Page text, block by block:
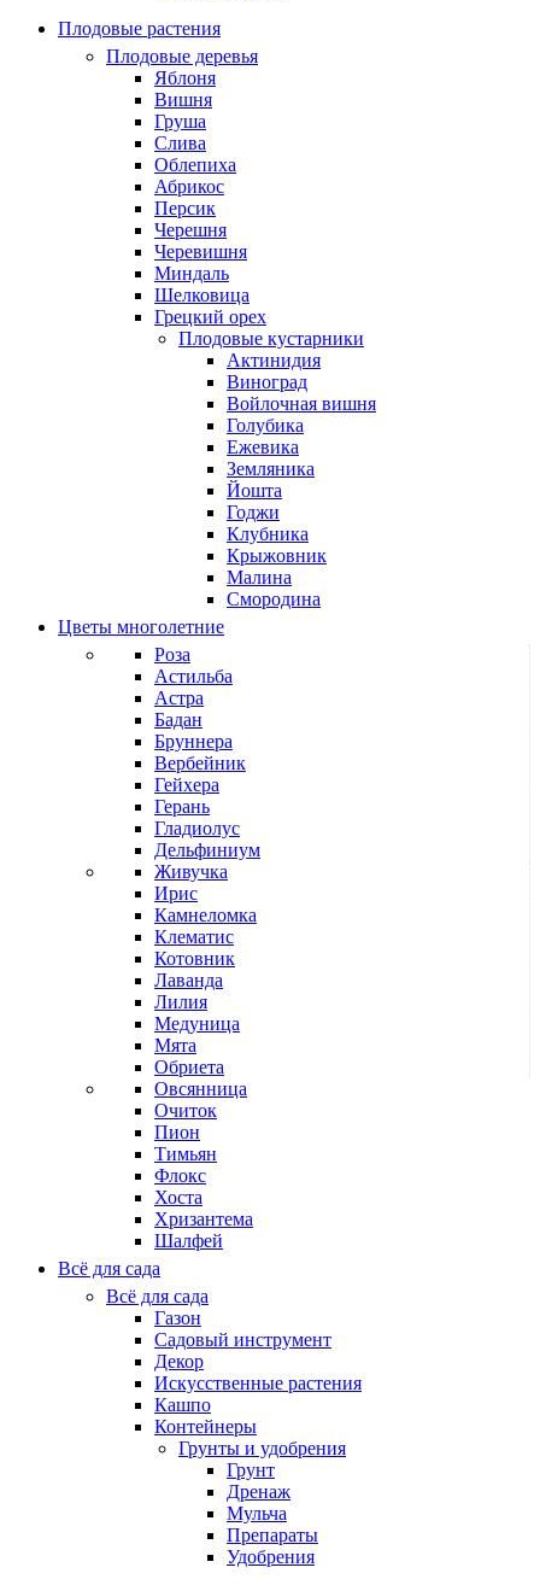
Плодовые растения
Плодовые деревья
Яблоня
Вишня
Груша
Слива
Облепиха
Абрикос
Персик
Черешня
Черевишня
Миндаль
Шелковица
Грецкий орех
Плодовые кустарники
Актинидия
Виноград
Войлочная вишня
Голубика
Ежевика
Земляника
Йошта
Годжи
Клубника
Крыжовник
Малина
Смородина
Цветы многолетние
Роза
Астильба
Астра
Бадан
Бруннера
Вербейник
Гейхера
Герань
Гладиолус
Дельфиниум
Живучка
Ирис
Камнеломка
Клематис
Котовник
Лаванда
Лилия
Медуница
Мята
Обриета
Овсянница
Очиток
Пион
Тимьян
Флокс
Хоста
Хризантема
Шалфей
Всё для сада
Всё для сада
Газон
Садовый инструмент
Декор
Искусственные растения
Кашпо
Контейнеры
Грунты и удобрения
Грунт
Дренаж
Мульча
Препараты
Удобрения